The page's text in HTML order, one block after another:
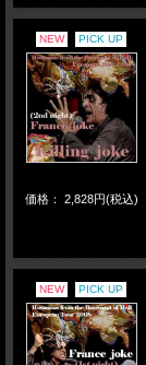
NEW PICK UP
価格： 2,828円(税込)
NEW PICK UP